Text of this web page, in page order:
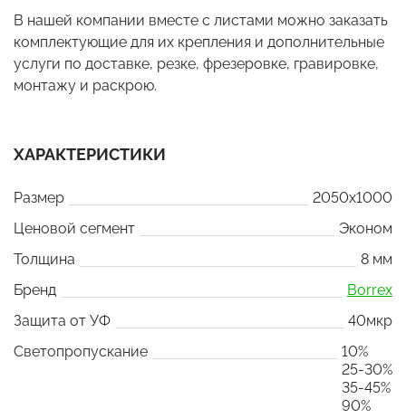
В нашей компании вместе с листами можно заказать
комплектующие для их крепления и дополнительные
услуги по доставке, резке, фрезеровке, гравировке,
монтажу и раскрою.
ХАРАКТЕРИСТИКИ
Размер
2050x1000
Ценовой сегмент
Эконом
Толщина
8 мм
Бренд
Borrex
Защита от УФ
40мкр
Светопропускание
10%
25-30%
35-45%
90%